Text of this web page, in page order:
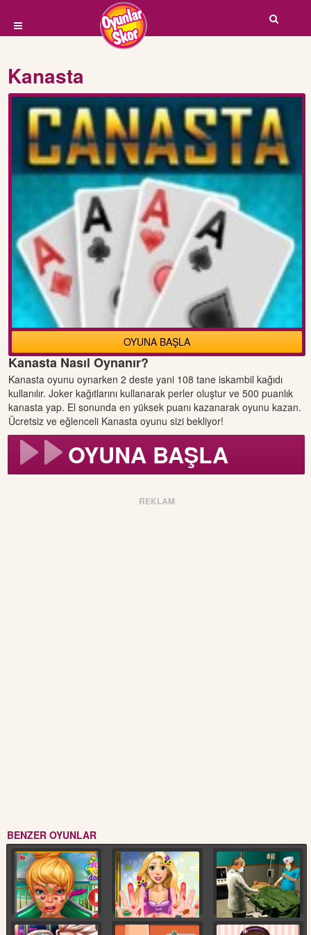
Kanasta
OYUNA BAŞLA
Kanasta Nasıl Oynanır?
Kanasta oyunu oynarken 2 deste yani 108 tane iskambil kağıdı
kullanılır. Joker kağıtlarını kullanarak perler oluştur ve 500 puanlık
kanasta yap. El sonunda en yüksek puanı kazanarak oyunu kazan.
Ücretsiz ve eğlenceli Kanasta oyunu sizi bekliyor!
OYUNA BAŞLA
REKLAM
BENZER OYUNLAR
Pixie Cilt Doktoru Rapunzel El Ameliyatı Acil Servis Doktoru